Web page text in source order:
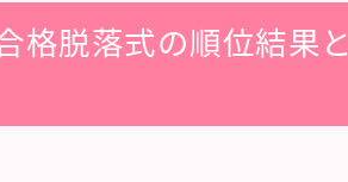
格脱落式の順位結果と